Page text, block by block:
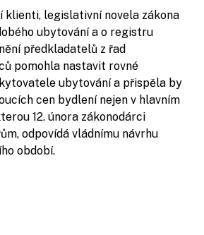
klienti, legislativní novela zákona
ubytování a o registru
předkladatelů z řad
pomohla nastavit rovné
ubytování a přispěla by
cen bydlení nejen v hlavním
12. února zákonodárci
odpovídá vládnímu návrhu
období.